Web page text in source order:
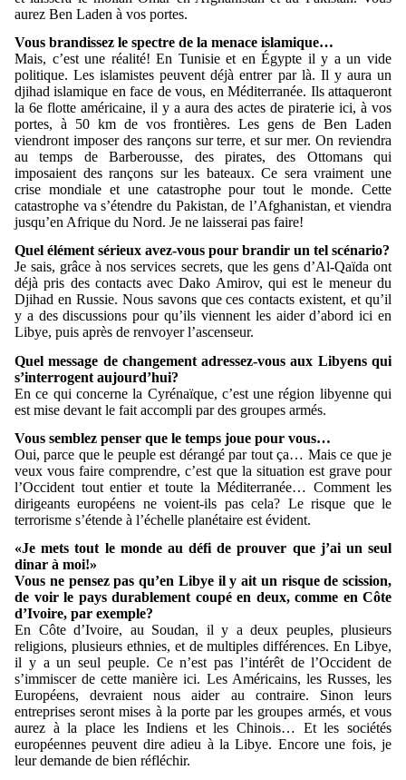
aurez Ben Laden à vos portes.
Vous brandissez le spectre de la menace islamique…
Mais, c’est une réalité! En Tunisie et en Égypte il y a un vide
politique. Les islamistes peuvent déjà entrer par là. Il y aura un
djihad islamique en face de vous, en Méditerranée. Ils attaqueront
la 6e flotte américaine, il y a aura des actes de piraterie ici, à vos
portes, à 50 km de vos frontières. Les gens de Ben Laden
viendront imposer des rançons sur terre, et sur mer. On reviendra
au temps de Barberousse, des pirates, des Ottomans qui
imposaient des rançons sur les bateaux. Ce sera vraiment une
crise mondiale et une catastrophe pour tout le monde. Cette
catastrophe va s’étendre du Pakistan, de l’Afghanistan, et viendra
jusqu’en Afrique du Nord. Je ne laisserai pas faire!
Quel élément sérieux avez-vous pour brandir un tel scénario?
Je sais, grâce à nos services secrets, que les gens d’Al-Qaïda ont
déjà pris des contacts avec Dako Amirov, qui est le meneur du
Djihad en Russie. Nous savons que ces contacts existent, et qu’il
y a des discussions pour qu’ils viennent les aider d’abord ici en
Libye, puis après de renvoyer l’ascenseur.
Quel message de changement adressez-vous aux Libyens qui
s’interrogent aujourd’hui?
En ce qui concerne la Cyrénaïque, c’est une région libyenne qui
est mise devant le fait accompli par des groupes armés.
Vous semblez penser que le temps joue pour vous…
Oui, parce que le peuple est dérangé par tout ça… Mais ce que je
veux vous faire comprendre, c’est que la situation est grave pour
l’Occident tout entier et toute la Méditerranée… Comment les
dirigeants européens ne voient-ils pas cela? Le risque que le
terrorisme s’étende à l’échelle planétaire est évident.
«Je mets tout le monde au défi de prouver que j’ai un seul
dinar à moi!»
Vous ne pensez pas qu’en Libye il y ait un risque de scission,
de voir le pays durablement coupé en deux, comme en Côte
d’Ivoire, par exemple?
En Côte d’Ivoire, au Soudan, il y a deux peuples, plusieurs
religions, plusieurs ethnies, et de multiples différences. En Libye,
il y a un seul peuple. Ce n’est pas l’intérêt de l’Occident de
s’immiscer de cette manière ici. Les Américains, les Russes, les
Européens, devraient nous aider au contraire. Sinon leurs
entreprises seront mises à la porte par les groupes armés, et vous
aurez à la place les Indiens et les Chinois… Et les sociétés
européennes peuvent dire adieu à la Libye. Encore une fois, je
leur demande de bien réfléchir.